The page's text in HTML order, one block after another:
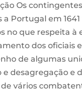
Os
a Portugal em
no que respeita à
dos oficiais
de algumas
e desagregação e
vários